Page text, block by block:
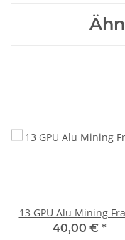
13 GPU Alu Mining
40,00 € *